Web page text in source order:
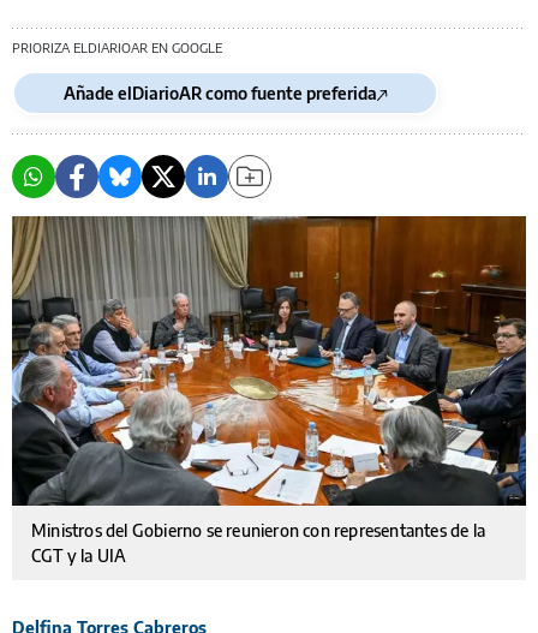
PRIORIZA ELDIARIOAR EN GOOGLE
Añade elDiarioAR como fuente preferida
Ministros del Gobierno se reunieron con representantes de la
CGT y la UIA
Delfina Torres Cabreros